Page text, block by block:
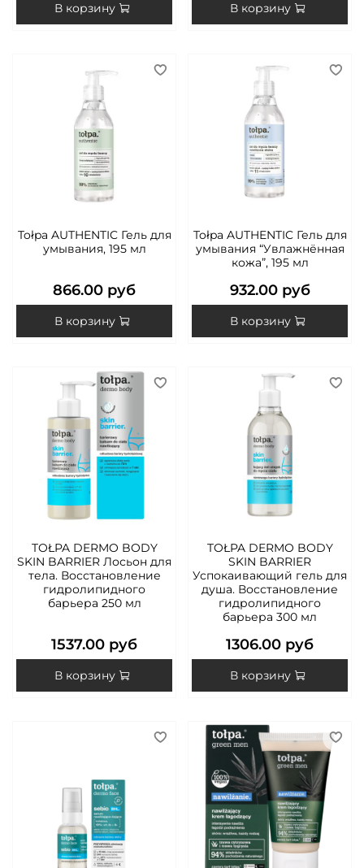
В корзину В корзину
Tołpa AUTHENTIC Гель для
умывания, 195 мл
866.00 руб
В корзину
Tołpa AUTHENTIC Гель для
умывания “Увлажнённая
кожа”, 195 мл
932.00 руб
В корзину
TOŁPA DERMO BODY
SKIN BARRIER Лосьон для
тела. Восстановление
гидролипидного
барьера 250 мл
1537.00 руб
В корзину
TOŁPA DERMO BODY
SKIN BARRIER
Успокаивающий гель для
душа. Восстановление
гидролипидного
барьера 300 мл
1306.00 руб
В корзину